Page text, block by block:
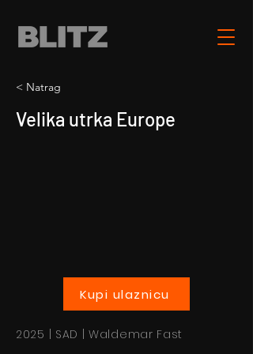
< Natrag
Velika utrka Europe
Kupi ulaznicu
2025 | SAD | Waldemar Fast